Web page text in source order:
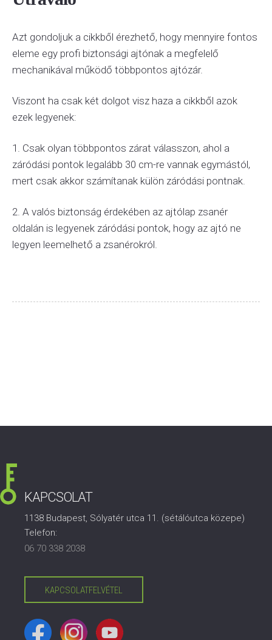
Azt gondoljuk a cikkből érezhető, hogy mennyire fontos
eleme egy profi biztonsági ajtónak a megfelelő
mechanikával működő többpontos ajtózár.
Viszont ha csak két dolgot visz haza a cikkből azok
ezek legyenek:
1. Csak olyan többpontos zárat válasszon, ahol a
záródási pontok legalább 30 cm-re vannak egymástól,
mert csak akkor számítanak külön záródási pontnak.
2. A valós biztonság érdekében az ajtólap zsanér
oldalán is legyenek záródási pontok, hogy az ajtó ne
legyen leemelhető a zsanérokról.
KAPCSOLAT
1138 Budapest, Sólyatér utca 11. (sétálóutca közepe)
Telefon:
06 70 338 2038
KAPCSOLATFELVÉTEL